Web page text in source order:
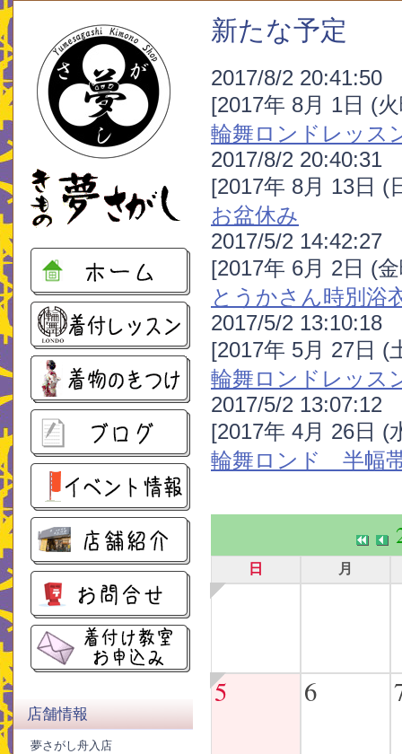
店舗情報
夢さがし舟入店
新たな予定
2017/8/2 20:41:50
[2017年 8月 1日 (
輪舞ロンドレッス
2017/8/2 20:40:31
[2017年 8月 13日 (
お盆休み
2017/5/2 14:42:27
[2017年 6月 2日 (
とうかさん時別浴
2017/5/2 13:10:18
[2017年 5月 27日 (
輪舞ロンドレッス
2017/5/2 13:07:12
[2017年 4月 26日 (
輪舞ロンド 半幅
日 月
5 6